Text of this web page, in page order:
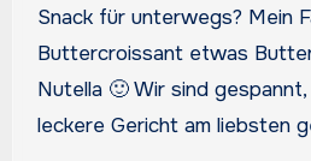
Snack für unterwegs? Mein
Buttercroissant etwas
Nutella 🙂 Wir sind
leckere Gericht am liebsten